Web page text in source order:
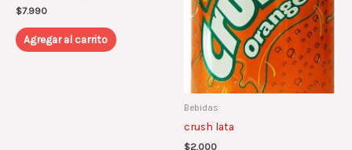
$7.990
Agregar al carrito
Bebidas
crush lata
$2.000